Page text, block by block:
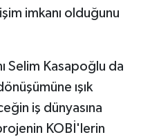
imkanı olduğunu
Selim Kasapoğlu da
ışık
iş dünyasına
KOBİ'lerin